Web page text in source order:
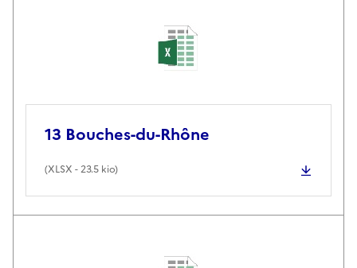
13 Bouches-du-Rhône
(XLSX - 23.5 kio)